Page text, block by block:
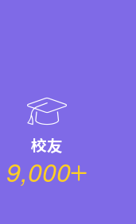
校友
9,000